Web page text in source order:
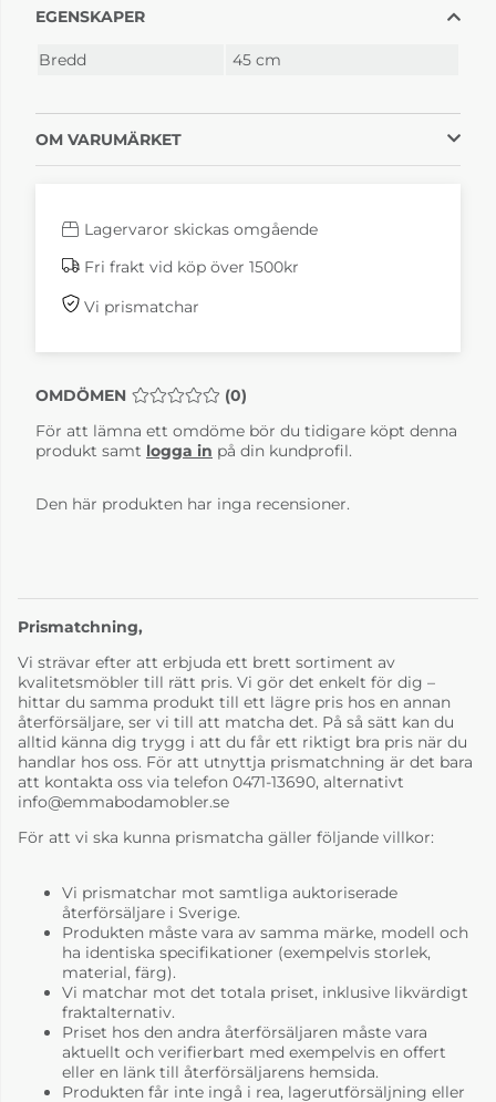
EGENSKAPER
Bredd 45 cm
OM VARUMÄRKET
Lagervaror skickas omgående
Fri frakt vid köp över 1500kr
Vi prismatchar
OMDÖMEN MEDELBETYG 0 AV 5 ANTAL BETYG 0
(0)
För att lämna ett omdöme bör du tidigare köpt denna
produkt samt logga in på din kundprofil.
Den här produkten har inga recensioner.
Prismatchning,
Vi strävar efter att erbjuda ett brett sortiment av
kvalitetsmöbler till rätt pris. Vi gör det enkelt för dig –
hittar du samma produkt till ett lägre pris hos en annan
återförsäljare, ser vi till att matcha det. På så sätt kan du
alltid känna dig trygg i att du får ett riktigt bra pris när du
handlar hos oss. För att utnyttja prismatchning är det bara
att kontakta oss via telefon 0471-13690, alternativt
info@emmabodamobler.se
För att vi ska kunna prismatcha gäller följande villkor:
Vi prismatchar mot samtliga auktoriserade
återförsäljare i Sverige.
Produkten måste vara av samma märke, modell och
ha identiska specifikationer (exempelvis storlek,
material, färg).
Vi matchar mot det totala priset, inklusive likvärdigt
fraktalternativ.
Priset hos den andra återförsäljaren måste vara
aktuellt och verifierbart med exempelvis en offert
eller en länk till återförsäljarens hemsida.
Produkten får inte ingå i rea, lagerutförsäljning eller